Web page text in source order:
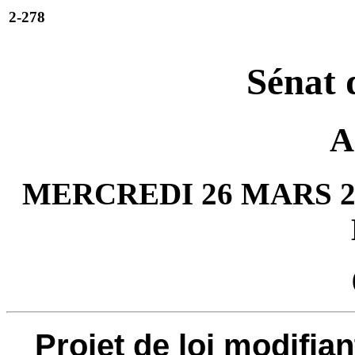
2-278
Sénat
MERCREDI 26 MARS
Projet de loi